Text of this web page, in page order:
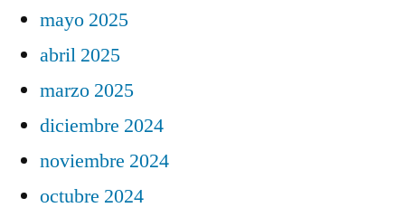
mayo 2025
abril 2025
marzo 2025
diciembre 2024
noviembre 2024
octubre 2024